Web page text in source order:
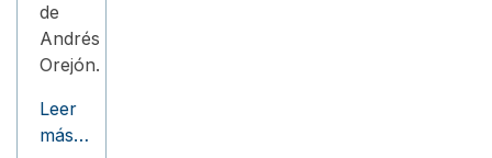
de
Andrés
Orejón.
Leer
más…